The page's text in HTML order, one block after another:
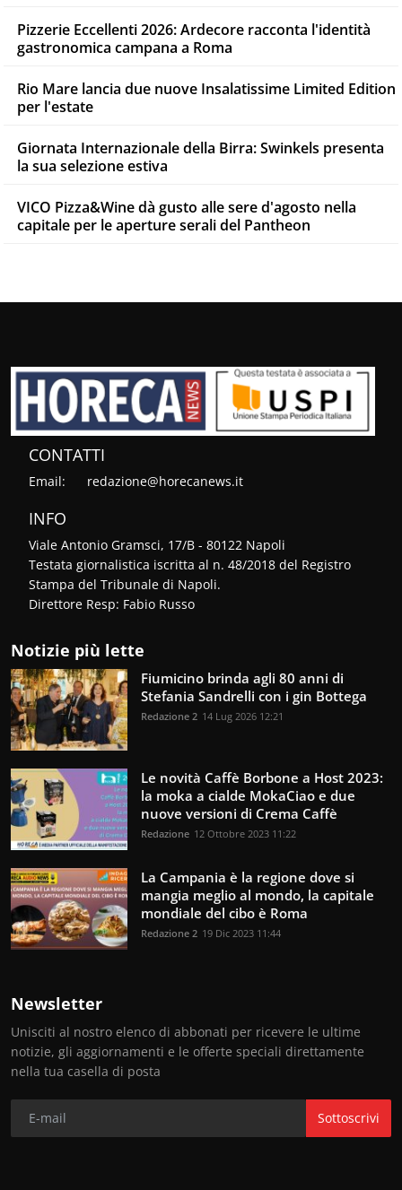
Pizzerie Eccellenti 2026: Ardecore racconta l'identità
gastronomica campana a Roma
Rio Mare lancia due nuove Insalatissime Limited Edition
per l'estate
Giornata Internazionale della Birra: Swinkels presenta
la sua selezione estiva
VICO Pizza&Wine dà gusto alle sere d'agosto nella
capitale per le aperture serali del Pantheon
CONTATTI
Email: redazione@horecanews.it
INFO
Viale Antonio Gramsci, 17/B - 80122 Napoli
Testata giornalistica iscritta al n. 48/2018 del Registro
Stampa del Tribunale di Napoli.
Direttore Resp: Fabio Russo
Notizie più lette
Fiumicino brinda agli 80 anni di
Stefania Sandrelli con i gin Bottega
Redazione 2 14 Lug 2026 12:21
Le novità Caffè Borbone a Host 2023:
la moka a cialde MokaCiao e due
nuove versioni di Crema Caffè
Redazione 12 Ottobre 2023 11:22
La Campania è la regione dove si
mangia meglio al mondo, la capitale
mondiale del cibo è Roma
Redazione 2 19 Dic 2023 11:44
Newsletter
Unisciti al nostro elenco di abbonati per ricevere le ultime
notizie, gli aggiornamenti e le offerte speciali direttamente
nella tua casella di posta
Sottoscrivi